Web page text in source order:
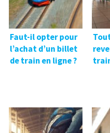
Faut-il opter pour
l’achat d’un billet
de train en ligne ?